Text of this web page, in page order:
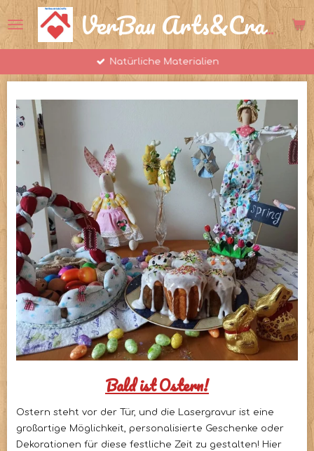
Hauptinhalt
springen
VerBau Arts&Crafts
Natürliche Materialien
Bald ist Ostern!
Ostern steht vor der Tür, und die Lasergravur ist eine
großartige Möglichkeit, personalisierte Geschenke oder
Dekorationen für diese festliche Zeit zu gestalten! Hier